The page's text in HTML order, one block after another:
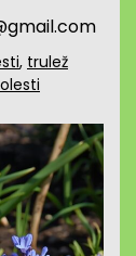
, trulež